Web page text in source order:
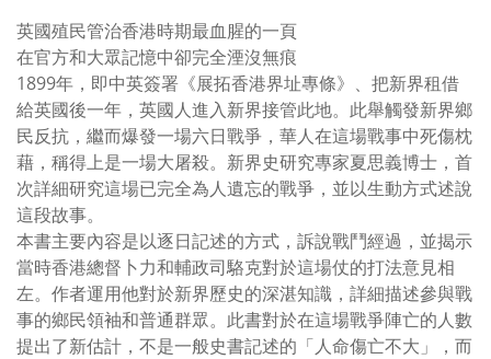
英國殖民管治香港時期最血腥的一頁
在官方和大眾記憶中卻完全湮沒無痕
1899年，即中英簽署《展拓香港界址專條》、把新界租借
給英國後一年，英國人進入新界接管此地。此舉觸發新界鄉
民反抗，繼而爆發一場六日戰爭，華人在這場戰事中死傷枕
藉，稱得上是一場大屠殺。新界史研究專家夏思義博士，首
次詳細研究這場已完全為人遺忘的戰爭，並以生動方式述說
這段故事。
本書主要內容是以逐日記述的方式，訴說戰鬥經過，並揭示
當時香港總督卜力和輔政司駱克對於這場仗的打法意見相
左。作者運用他對於新界歷史的深湛知識，詳細描述參與戰
事的鄉民領袖和普通群眾。此書對於在這場戰爭陣亡的人數
提出了新估計，不是一般史書記述的「人命傷亡不大」，而